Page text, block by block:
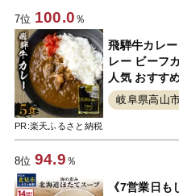
7位 100.0 ％
PR:楽天ふるさと納税
飛騨牛カレ
レー ビーフ
人気 おすす
と清見
岐阜県高山
8位 94.9 ％
《7営業日